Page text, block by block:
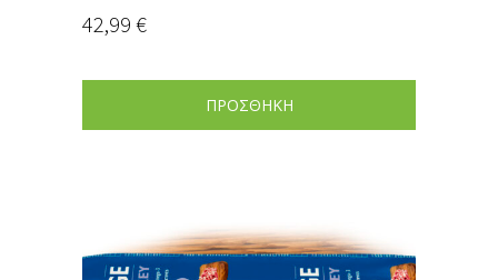
42,99 €
ΠΡΟΣΘΗΚΗ